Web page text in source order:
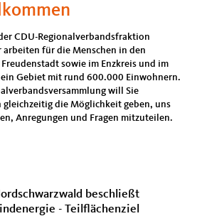
CDU-Regionalverbandsfraktion
arbeiten für die Menschen in den
sowie im Enzkreis und im
Gebiet mit rund 600.000 Einwohnern.
will Sie
die Möglichkeit geben, uns
Anregungen und Fragen mitzuteilen.
beschließt
- Teilflächenziel